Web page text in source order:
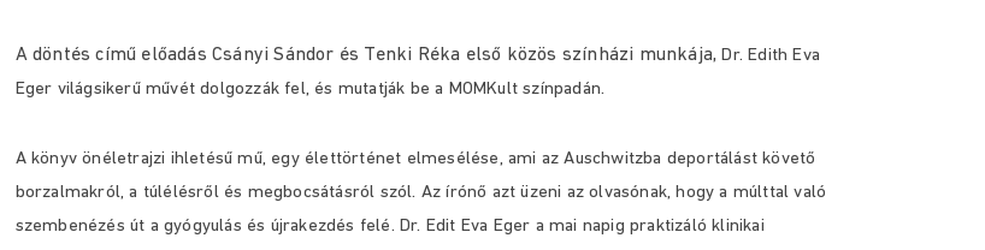
A döntés című előadás Csányi Sándor és Tenki Réka első közös színházi munkája, Dr. Edith Eva
Eger világsikerű művét dolgozzák fel, és mutatják be a MOMKult színpadán.
A könyv önéletrajzi ihletésű mű, egy élettörténet elmesélése, ami az Auschwitzba deportálást követő
borzalmakról, a túlélésről és megbocsátásról szól. Az írónő azt üzeni az olvasónak, hogy a múlttal való
szembenézés út a gyógyulás és újrakezdés felé. Dr. Edit Eva Eger a mai napig praktizáló klinikai